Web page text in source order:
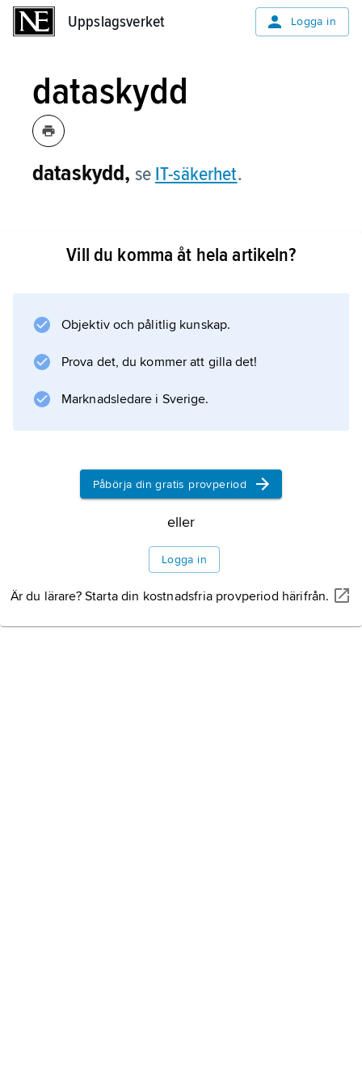
Uppslagsverket Logga in
dataskydd
dataskydd, se IT-säkerhet.
Vill du komma åt hela artikeln?
Objektiv och pålitlig kunskap.
Prova det, du kommer att gilla det!
Marknadsledare i Sverige.
Påbörja din gratis provperiod
eller
Logga in
Är du lärare? Starta din kostnadsfria provperiod härifrån.